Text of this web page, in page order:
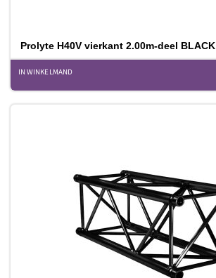
Prolyte H40V vierkant 2.00m-deel BLACK
IN WINKELMAND